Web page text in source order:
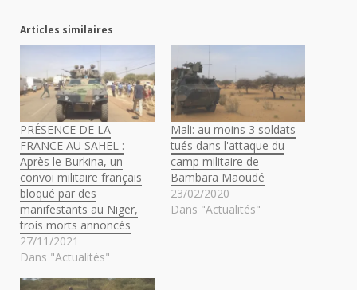
Articles similaires
PRÉSENCE DE LA
FRANCE AU SAHEL :
Après le Burkina, un
convoi militaire français
bloqué par des
manifestants au Niger,
trois morts annoncés
27/11/2021
Dans "Actualités"
Mali: au moins 3 soldats
tués dans l'attaque du
camp militaire de
Bambara Maoudé
23/02/2020
Dans "Actualités"